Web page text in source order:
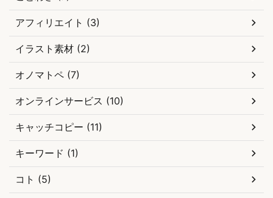
アフィリエイト (3)
イラスト素材 (2)
オノマトペ (7)
オンラインサービス (10)
キャッチコピー (11)
キーワード (1)
コト (5)